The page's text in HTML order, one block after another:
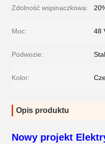
Zdolność wspinaczkowa:
Moc: 48
Podwozie:
Kolor:
Opis produktu
Nowy projekt